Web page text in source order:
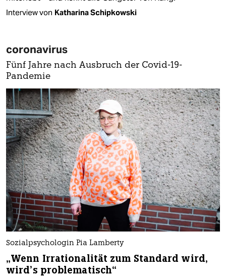
Interview von Katharina Schipkowski
coronavirus
Fünf Jahre nach Ausbruch der Covid-19-
Pandemie
Sozialpsychologin Pia Lamberty
„Wenn Irrationalität zum Standard wird,
wird’s problematisch“